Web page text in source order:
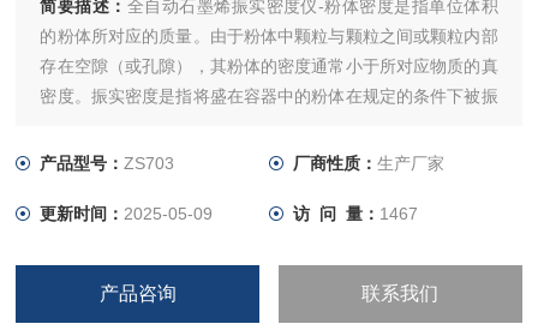
简要描述： 全自动石墨烯振实密度仪-粉体密度是指单位体积
的粉体所对应的质量。由于粉体中颗粒与颗粒之间或颗粒内部
存在空隙（或孔隙），其粉体的密度通常小于所对应物质的真
密度。振实密度是指将盛在容器中的粉体在规定的条件下被振
产品型号：ZS703 厂商性质： 生产厂家
更新时间： 2025-05-09 访 问 量： 1467
产品咨询 联系我们